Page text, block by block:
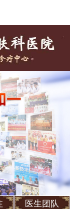
医生团队